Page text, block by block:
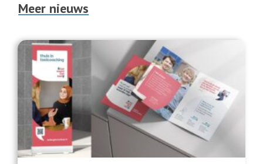
Meer nieuws